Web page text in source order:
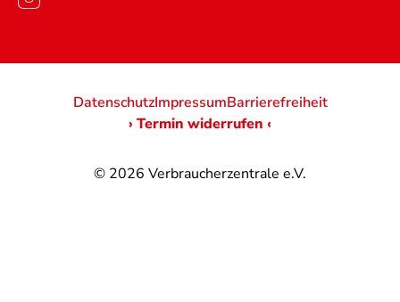
© 2026 Verbraucherzentrale e.V.
DatenschutzImpressumBarrierefreiheit
› Termin widerrufen ‹